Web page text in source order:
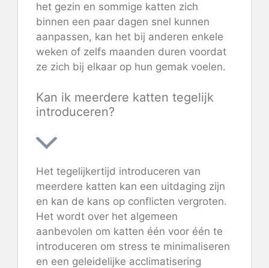
het gezin en sommige katten zich
binnen een paar dagen snel kunnen
aanpassen, kan het bij anderen enkele
weken of zelfs maanden duren voordat
ze zich bij elkaar op hun gemak voelen.
Kan ik meerdere katten tegelijk
introduceren?
Het tegelijkertijd introduceren van
meerdere katten kan een uitdaging zijn
en kan de kans op conflicten vergroten.
Het wordt over het algemeen
aanbevolen om katten één voor één te
introduceren om stress te minimaliseren
en een geleidelijke acclimatisering